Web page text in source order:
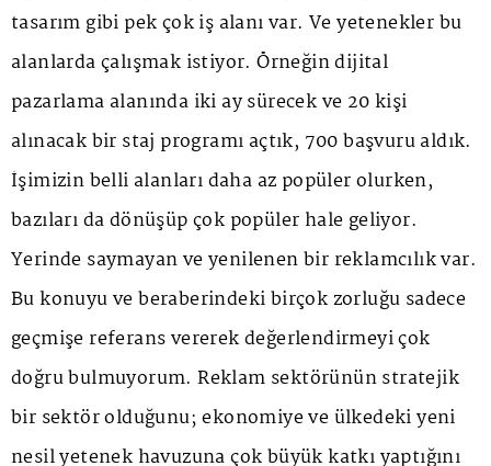
tasarım gibi pek çok iş alanı var. Ve yetenekler bu
alanlarda çalışmak istiyor. Örneğin dijital
pazarlama alanında iki ay sürecek ve 20 kişi
alınacak bir staj programı açtık, 700 başvuru aldık.
İşimizin belli alanları daha az popüler olurken,
bazıları da dönüşüp çok popüler hale geliyor.
Yerinde saymayan ve yenilenen bir reklamcılık var.
Bu konuyu ve beraberindeki birçok zorluğu sadece
geçmişe referans vererek değerlendirmeyi çok
doğru bulmuyorum. Reklam sektörünün stratejik
bir sektör olduğunu; ekonomiye ve ülkedeki yeni
nesil yetenek havuzuna çok büyük katkı yaptığını